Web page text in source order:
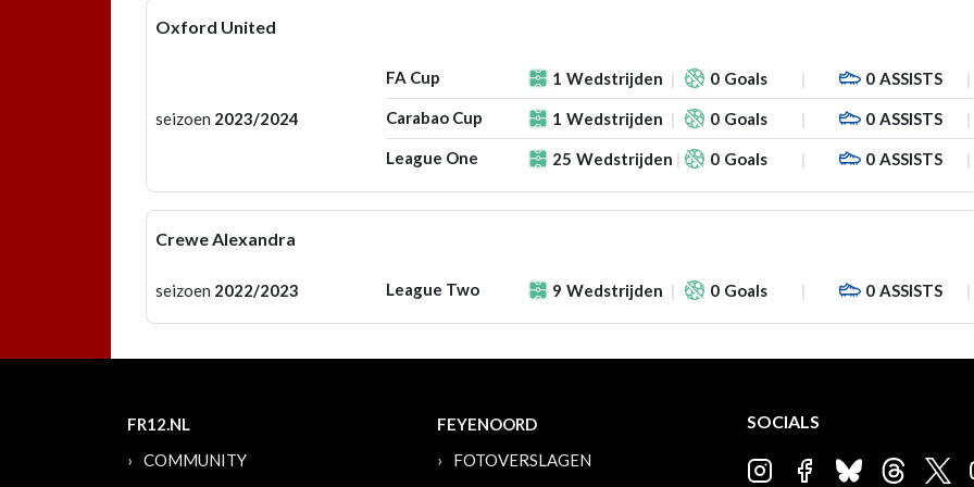
Oxford United
seizoen 2023/2024
FA Cup 1 Wedstrijden 0 Goals 0 ASSISTS
Carabao Cup 1 Wedstrijden 0 Goals 0 ASSISTS
League One 25 Wedstrijden 0 Goals 0 ASSISTS
Crewe Alexandra
seizoen 2022/2023 League Two 9 Wedstrijden 0 Goals 0 ASSISTS
FR12.NL
COMMUNITY
FEYENOORD
FOTOVERSLAGEN
SOCIALS